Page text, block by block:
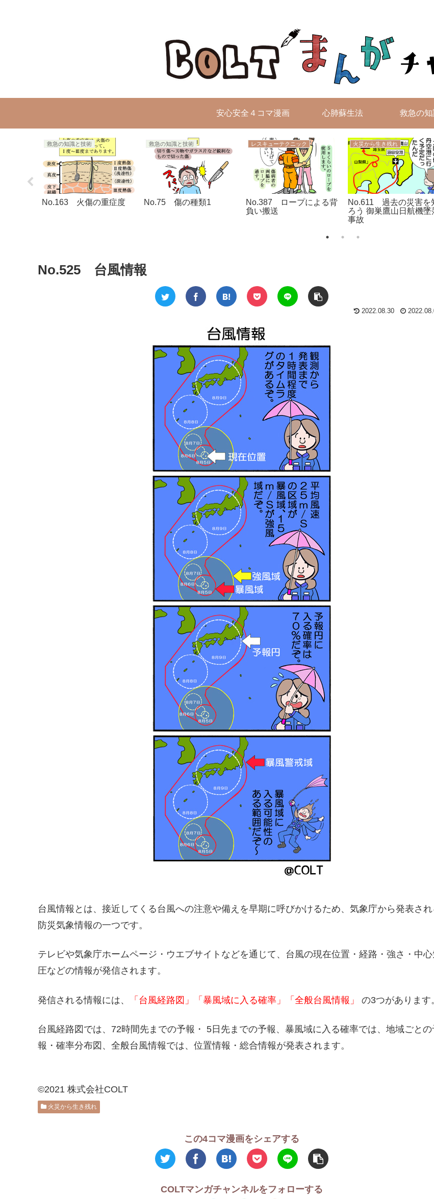
安心安全４コマ漫画 心肺蘇生法 救急の
救急の知識と技術
No.163 火傷の重症度
救急の知識と技術
No.75 傷の種類1
レスキューテクニック
No.387 ロープによる背
負い搬送
火災から生き残れ
No.611 過去の災害を
ろう 御巣鷹山日航機墜
事故
No.525 台風情報
2022.08.30
台風情報とは、接近してくる台風への注意や備えを早期に呼びかけるため、気象庁から発表され
防災気象情報の一つです。
テレビや気象庁ホームページ・ウエブサイトなどを通じて、台風の現在位置・経路・強さ・中
圧などの情報が発信されます。
発信される情報には、 「台風経路図」「暴風域に入る確率」「全般台風情報」 の3つがあります
台風経路図では、72時間先までの予報・ 5日先までの予報、暴風域に入る確率では、地域ごとの
報・確率分布図、全般台風情報では、位置情報・総合情報が発表されます。
©2021 株式会社COLT
火災から生き残れ
この4コマ漫画をシェアする
COLTマンガチャンネルをフォローする